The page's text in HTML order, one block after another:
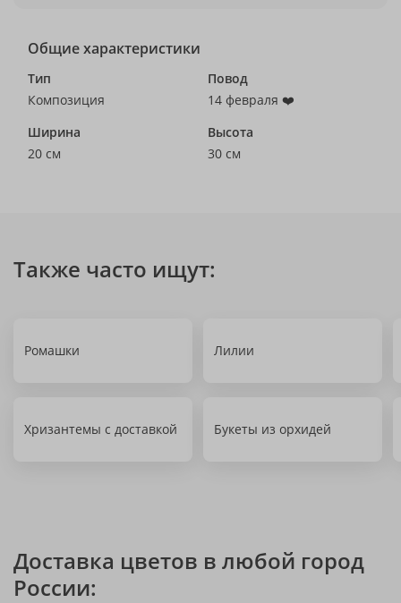
Общие характеристики
Тип
Композиция
Повод
14 февраля ❤️
Ширина
20 см
Высота
30 см
Также часто ищут:
Ромашки Лилии
Хризантемы с доставкой Букеты из орхидей
Доставка цветов в любой город
России: